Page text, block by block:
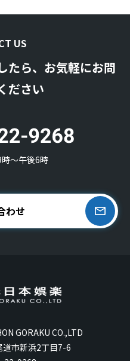
US
たら、お気軽にお問
ださい
〜午後6時
わせ
GORAKU CO.,LTD
市新浜2丁目7-6